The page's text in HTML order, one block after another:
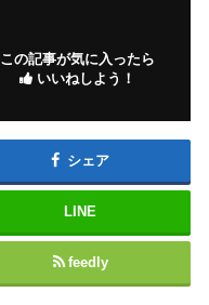
この記事が気に入ったら
いいねしよう！
シェア
LINE
feedly